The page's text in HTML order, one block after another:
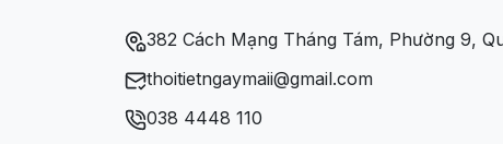
382 Cách Mạng Tháng Tám, Phường 9,
thoitietngaymaii@gmail.com
038 4448 110